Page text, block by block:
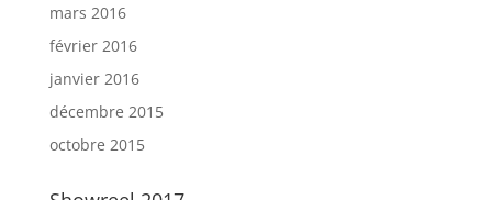
mars 2016
février 2016
janvier 2016
décembre 2015
octobre 2015